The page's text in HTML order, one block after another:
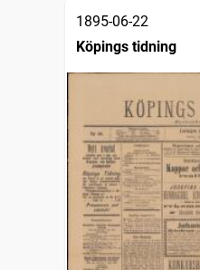
1895-06-22
Köpings tidning